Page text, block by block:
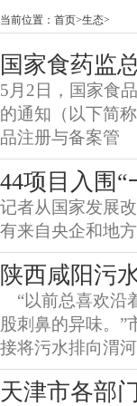
当前位置： 首页>生态>
国家食药监
5月2日，国家食
的通知（以下简
品注册与备案管
44项目入围“
记者从国家发展
有来自央企和地
陕西咸阳污
“以前总喜欢沿
股刺鼻的异味。”
接将污水排向渭
天津市各部